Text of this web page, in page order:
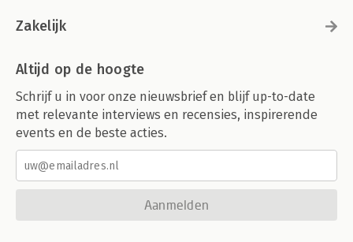
Zakelijk
Altijd op de hoogte
Schrijf u in voor onze nieuwsbrief en blijf up-to-date
met relevante interviews en recensies, inspirerende
events en de beste acties.
Aanmelden